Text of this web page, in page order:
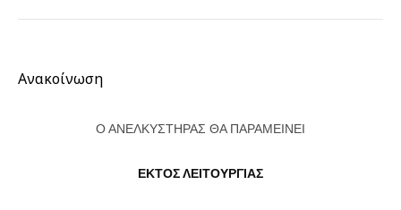
Ανακοίνωση
Ο ΑΝΕΛΚΥΣΤΗΡΑΣ ΘΑ ΠΑΡΑΜΕΙΝΕΙ
ΕΚΤΟΣ ΛΕΙΤΟΥΡΓΙΑΣ